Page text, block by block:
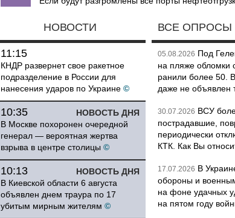
НОВОСТИ
11:15
КНДР развернет свое ракетное
подразделение в России для
нанесения ударов по Украине ©
НОВОСТЬ ДНЯ
10:35
В Москве похоронен очередной
генерал — вероятная жертва
взрыва в центре столицы ©
НОВОСТЬ ДНЯ
10:13
В Киевской области 6 августа
объявлен днем траура по 17
убитым мирным жителям ©
ВСЕ ОПРОСЫ
05.08.2026 Под
на пляже обломки
ранили более 50.
даже не объявлен
30.07.2026 ВСУ
пострадавшие,
периодически
КТК. Как Вы
17.07.2026 В
обороны и
на фоне удачных
на пятом году